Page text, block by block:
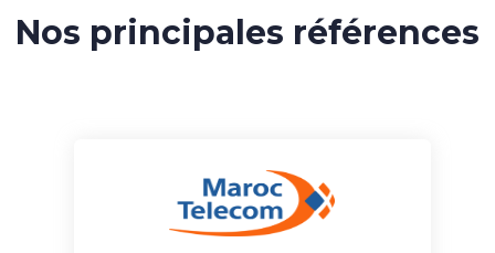
Nos principales références